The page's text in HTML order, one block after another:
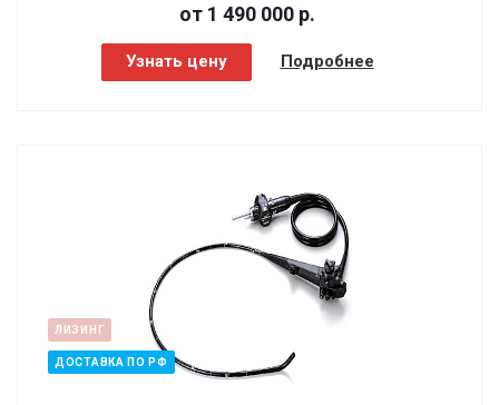
от 1 490 000 р.
Узнать цену Подробнее
ЛИЗИНГ
ДОСТАВКА ПО РФ